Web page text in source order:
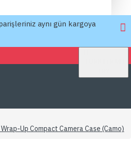
aynı gün kargoya
Up Compact Camera Case (Camo)